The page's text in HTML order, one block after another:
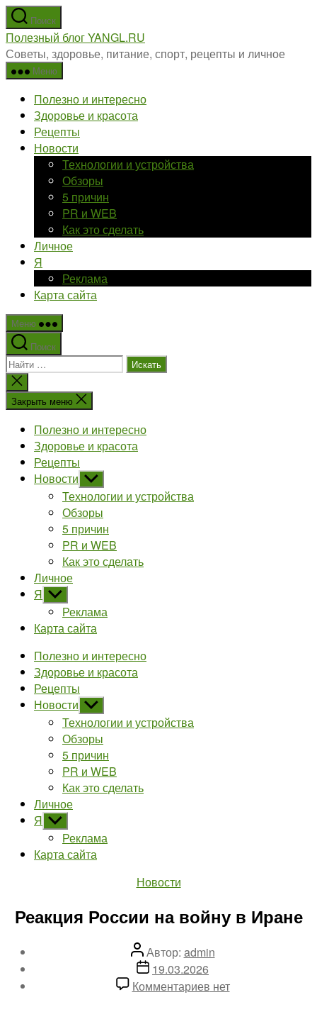
Перейти
к
содержимому
Поиск
Полезный блог YANGL.RU
Советы, здоровье, питание, спорт, рецепты и личное
Меню
Полезно и интересно
Здоровье и красота
Рецепты
Новости
Технологии и устройства
Обзоры
5 причин
PR и WEB
Как это сделать
Личное
Я
Реклама
Карта сайта
Меню
Поиск
Поиск:
Закрыть
поиск
Закрыть меню
Полезно и интересно
Здоровье и красота
Рецепты
Новости Показывать
подменю
Технологии и устройства
Обзоры
5 причин
PR и WEB
Как это сделать
Личное
Я Показывать
подменю
Реклама
Карта сайта
Полезно и интересно
Здоровье и красота
Рецепты
Новости Показывать
подменю
Технологии и устройства
Обзоры
5 причин
PR и WEB
Как это сделать
Личное
Я Показывать
подменю
Реклама
Карта сайта
Рубрики
Новости
Реакция России на войну в Иране
Автор
записи
Автор: admin
Дата
записи
19.03.2026
Комментариевкнет